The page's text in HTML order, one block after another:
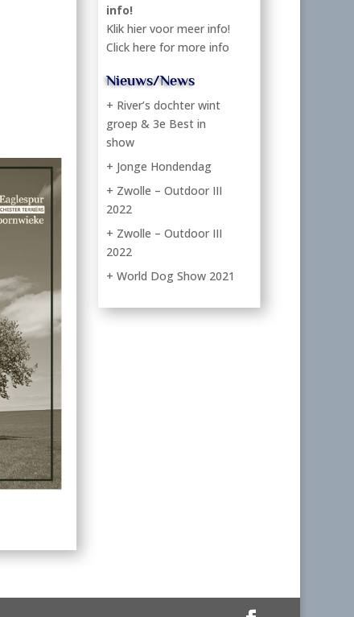
info!
Klik hier voor meer info!
Click here for more info
Nieuws/News
+ River’s dochter wint
groep & 3e Best in
show
+ Jonge Hondendag
+ Zwolle – Outdoor III
2022
+ Zwolle – Outdoor III
2022
+ World Dog Show 2021